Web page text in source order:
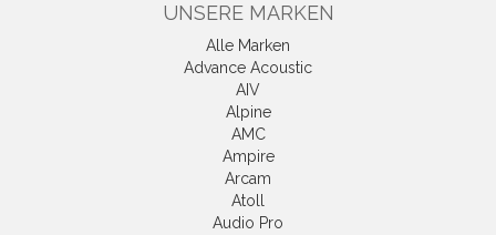
UNSERE MARKEN
Alle Marken
Advance Acoustic
AIV
Alpine
AMC
Ampire
Arcam
Atoll
Audio Pro